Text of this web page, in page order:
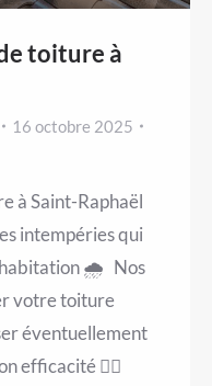
toiture à
16 octobre 2025
à Saint-Raphaël
intempéries qui
habitation 🌧️ Nos
votre toiture
éventuellement
efficacité 👷‍♂️